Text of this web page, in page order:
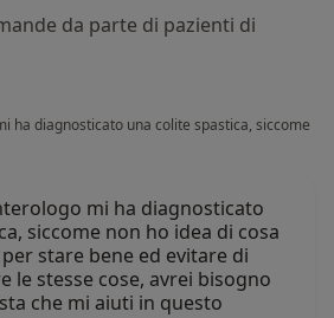
da parte di pazienti di
ha diagnosticato una colite spastica, siccome
mi ha diagnosticato
siccome non ho idea di cosa
stare bene ed evitare di
le stesse cose, avrei bisogno
che mi aiuti in questo